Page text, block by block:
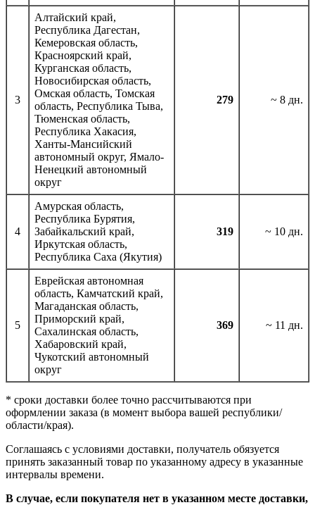
3
Алтайский край,
Республика Дагестан,
Кемеровская область,
Красноярский край,
Курганская область,
Новосибирская область,
Омская область, Томская
область, Республика Тыва,
Тюменская область,
Республика Хакасия,
Ханты-Мансийский
автономный округ, Ямало-
Ненецкий автономный
округ
279 ~ 8 дн.
4
Амурская область,
Республика Бурятия,
Забайкальский край,
Иркутская область,
Республика Саха (Якутия)
319 ~ 10 дн.
5
Еврейская автономная
область, Камчатский край,
Магаданская область,
Приморский край,
Сахалинская область,
Хабаровский край,
Чукотский автономный
округ
369 ~ 11 дн.
* сроки доставки более точно рассчитываются при
оформлении заказа (в момент выбора вашей республики/
области/края).
Соглашаясь с условиями доставки, получатель обязуется
принять заказанный товар по указанному адресу в указанные
интервалы времени.
В случае, если покупателя нет в указанном месте доставки,